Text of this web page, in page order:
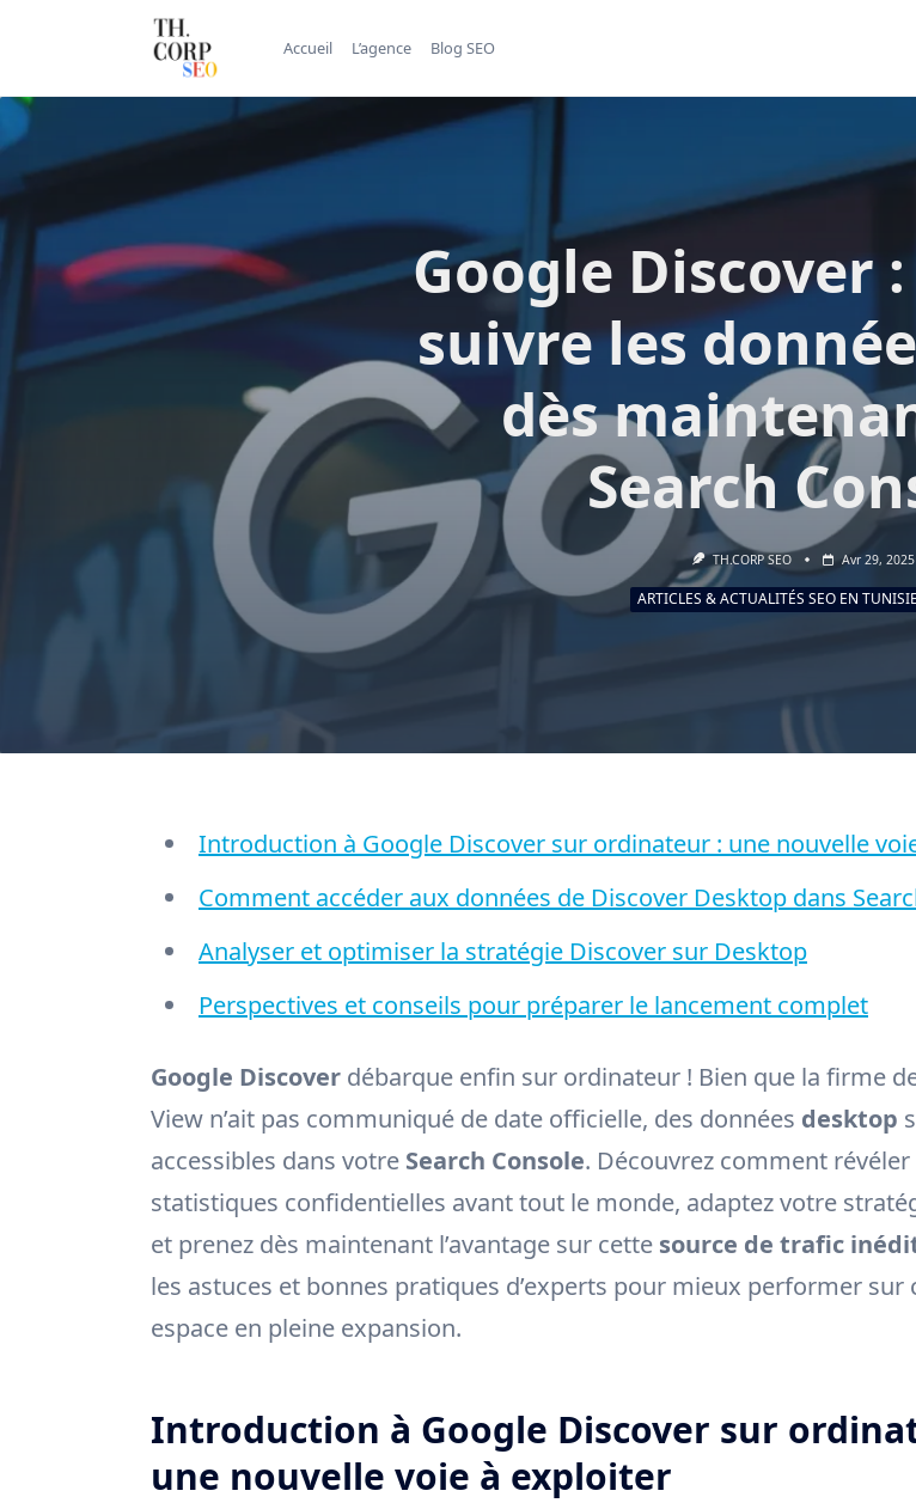
Accueil L’agence Blog SEO
Google Discover
suivre les
dès
Search
TH.CORP SEO Avr 29, 2025
ARTICLES & ACTUALITÉS SEO EN TUNISIE
Introduction à Google Discover sur ordinateur : une nouvelle
Comment accéder aux données de Discover Desktop dans
Analyser et optimiser la stratégie Discover sur Desktop
Perspectives et conseils pour préparer le lancement complet
Google Discover débarque enfin sur ordinateur ! Bien que la firme
View n’ait pas communiqué de date officielle, des données desktop
accessibles dans votre Search Console. Découvrez comment révéler
statistiques confidentielles avant tout le monde, adaptez votre
et prenez dès maintenant l’avantage sur cette source de trafic
les astuces et bonnes pratiques d’experts pour mieux performer sur
espace en pleine expansion.
Introduction à Google Discover sur
une nouvelle voie à exploiter